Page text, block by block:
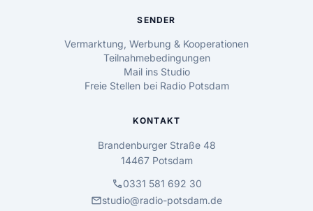
SENDER
Vermarktung, Werbung & Kooperationen
Teilnahmebedingungen
Mail ins Studio
Freie Stellen bei Radio Potsdam
KONTAKT
Brandenburger Straße 48
14467 Potsdam
call0331 581 692 30
mailstudio@radio-potsdam.de